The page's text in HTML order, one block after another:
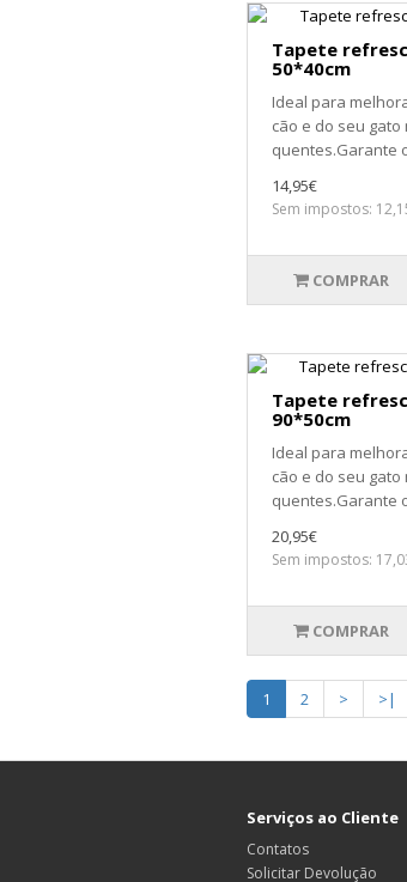
Tapete
50*40cm
Ideal para
cão e do seu
quentes.Garante
14,95€
Sem impostos:
COMPRAR
Tapete
90*50cm
Ideal para
cão e do seu
quentes.Garante
20,95€
Sem impostos:
COMPRAR
1 2 > >|
Serviços ao Cliente
Contatos
Solicitar Devolução